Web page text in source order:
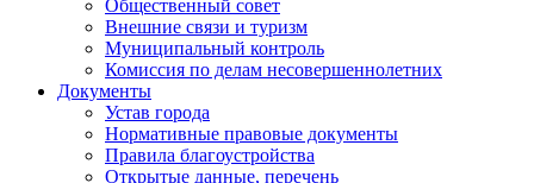
Общественный совет
Внешние связи и туризм
Муниципальный контроль
Комиссия по делам несовершеннолетних
Документы
Устав города
Нормативные правовые документы
Правила благоустройства
Открытые данные, перечень